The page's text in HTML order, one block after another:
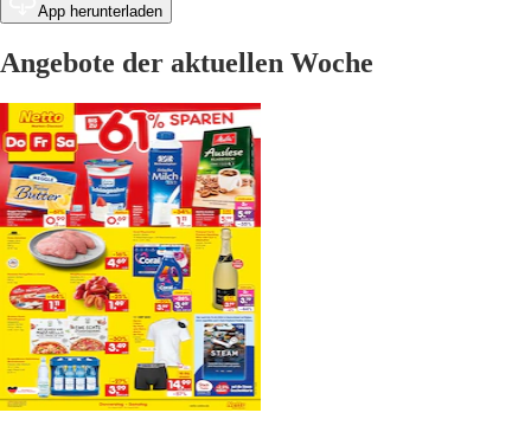
App herunterladen
Angebote der aktuellen Woche